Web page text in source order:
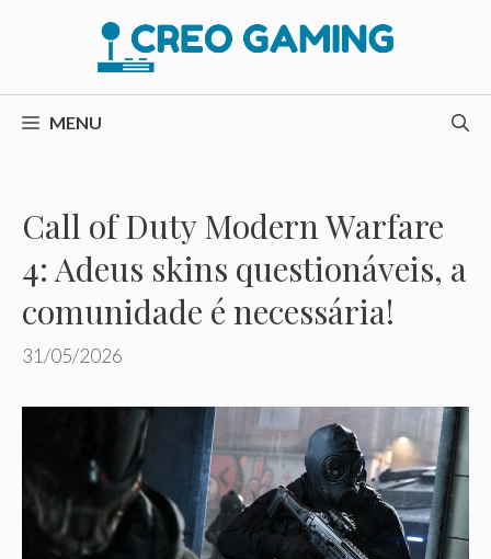
conteúdo
MENU
Call of Duty Modern Warfare
4: Adeus skins questionáveis, a
comunidade é necessária!
31/05/2026